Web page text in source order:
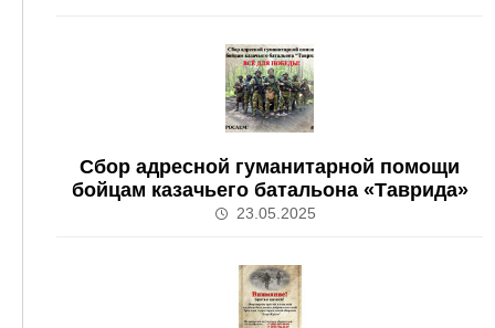
Сбор адресной гуманитарной помощи
бойцам казачьего батальона «Таврида»
23.05.2025